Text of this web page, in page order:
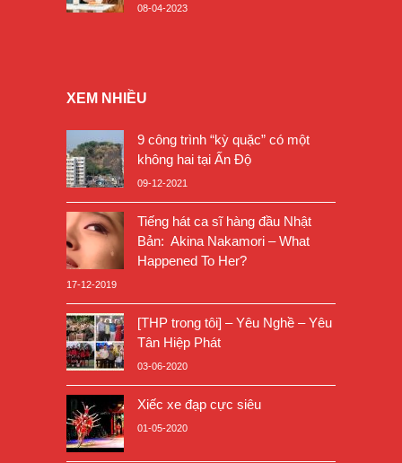
08-04-2023
XEM NHIỀU
9 công trình “kỳ quặc” có một
không hai tại Ấn Độ
09-12-2021
Tiếng hát ca sĩ hàng đầu Nhật
Bản: Akina Nakamori – What
Happened To Her?
17-12-2019
[THP trong tôi] – Yêu Nghề – Yêu
Tân Hiệp Phát
03-06-2020
Xiếc xe đạp cực siêu
01-05-2020